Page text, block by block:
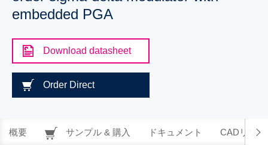
embedded PGA
Download datasheet
Order Direct
概要 サンプル & 購入 ドキュメント CADリソー